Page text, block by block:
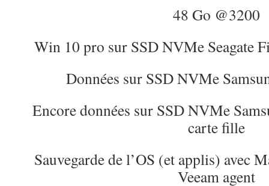
48 Go @3200
Win 10 pro sur SSD NVMe Seagate
Données sur SSD NVMe
Encore données sur SSD NVMe
carte fille
Sauvegarde de l’OS (et applis) avec
Veeam agent